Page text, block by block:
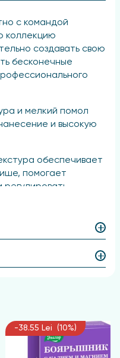
с командой
коллекцию
создавать свою
бесконечные
и мелкий помол
и высокую
обеспечивает
помогает
по всей поверхности
растушевке в
макияжа.
аппликаторам и
палитру из
также акцентных
-38.55 Lei (10%)